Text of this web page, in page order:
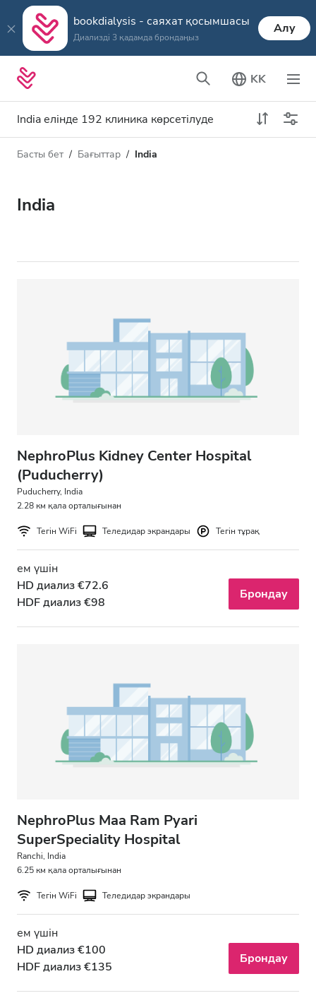
bookdialysis - саяхат қосымшасы
Диализді 3 қадамда брондаңыз
Алу
KK
India елінде 192 клиника көрсетілуде
Диализ түрі
Барлық диализ түрлері
В гепатиті бар пациенттер
С гепатиті бар пациенттер
GHIC
Қызметтер
Сусындар мен жеңіл тағамдар
Тегін WiFi
Теледидар экрандары
0 - 100 EUR
100 - 200 EUR
300+ EUR
Ауысымдар
Таң
Түстен кейін
Кеш
Қашықтық
Басты бет Бағыттар India
India
NephroPlus Kidney Center Hospital
(Puducherry)
Puducherry, India
2.28 км қала орталығынан
Тегін WiFi Теледидар экрандары Тегін тұрақ
ем үшін
HD диализ €72.6
HDF диализ €98
Брондау
NephroPlus Maa Ram Pyari
SuperSpeciality Hospital
Ranchi, India
6.25 км қала орталығынан
Тегін WiFi Теледидар экрандары
ем үшін
HD диализ €100
HDF диализ €135
Брондау